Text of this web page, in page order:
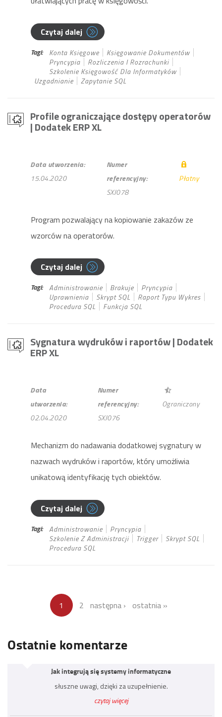
Czytaj dalej
Tagi: Konta Księgowe
Księgowanie Dokumentów
Pryncypia
Rozliczenia I Rozrachunki
Szkolenie Księgowość Dla Informatyków
Uzgadnianie
Zapytanie SQL
Profile ograniczające dostępy operatorów
| Dodatek ERP XL
Data utworzenia:
15.04.2020
Numer
referencyjny:
SXJ078
Płatny
Program pozwalający na kopiowanie zakazów ze
wzorców na operatorów.
Czytaj dalej
Tagi: Administrowanie Brakuje
Pryncypia
Uprawnienia
Skrypt SQL
Raport Typu Wykres
Procedura SQL
Funkcja SQL
Sygnatura wydruków i raportów| Dodatek
ERP XL
Data
utworzenia:
02.04.2020
Numer
referencyjny:
SXJ076
Ograniczony
Mechanizm do nadawania dodatkowej sygnatury w
nazwach wydruków i raportów, który umożliwia
unikatową identyfikację tych obiektów.
Czytaj dalej
Tagi: Administrowanie
Pryncypia
Szkolenie Z Administracji
Trigger
Skrypt SQL
Procedura SQL
1 2 następna › ostatnia »
Ostatnie komentarze
Jak integrują się systemy informatyczne
słuszne uwagi, dzięki za uzupełnienie.
czytaj więcej